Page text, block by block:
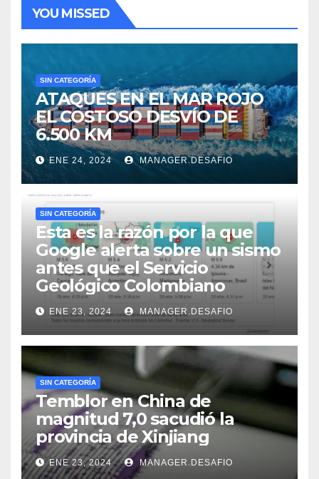
YOU MISSED
SIN CATEGORÍA
ATAQUES EN EL MAR ROJO
EL COSTOSO DESVÍO DE
6.500 KM
ENE 24, 2024 MANAGER.DESAFIO
SIN CATEGORÍA
Esta es la razón por la que
Google alerta sobre un sismo
antes que el Servicio
Geológico Colombiano
ENE 23, 2024 MANAGER.DESAFIO
SIN CATEGORÍA
Temblor en China de
magnitud 7,0 sacudió la
provincia de Xinjiang
ENE 23, 2024 MANAGER.DESAFIO